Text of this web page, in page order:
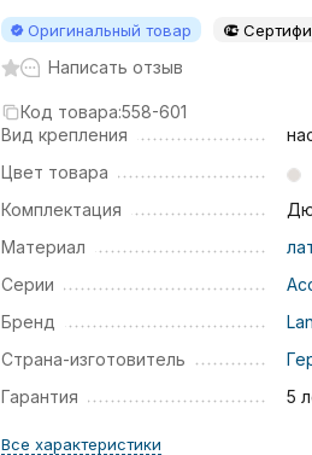
Оригинальный товар
Написать отзыв
Код товара:558-601
Вид крепления
Цвет товара
Комплектация
Материал
Серии
Бренд
Страна-изготовитель
Гарантия
5
Все характеристики